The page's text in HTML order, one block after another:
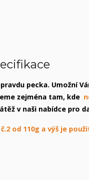
pecka. Umožní
zejména tam, kde
v naši nabídce pro
č.2 od 110g a výš je